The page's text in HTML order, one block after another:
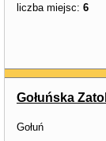
liczba miejsc: 6
Gołuńska
Gołuń